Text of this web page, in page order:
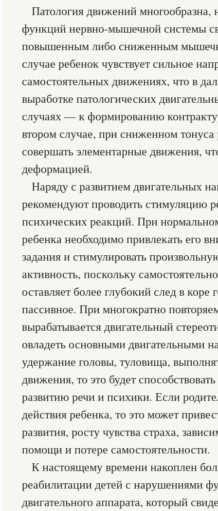
Патология движений многообразна,
функций нервно-мышечной системы
повышенным либо сниженным
случае ребенок чувствует сильное
самостоятельных движениях, что в
выработке патологических
случаях — к формированию
втором случае, при сниженном тонуса
совершать элементарные движения,
деформацией.
Наряду с развитием двигательных
рекомендуют проводить стимуляцию
психических реакций. При
ребенка необходимо привлекать его
задания и стимулировать
активность, поскольку
оставляет более глубокий след в коре
пассивное. При многократно
вырабатывается двигательный
овладеть основными двигательными
удержание головы, туловища,
движения, то это будет
развитию речи и психики. Если
действия ребенка, то это может
развития, росту чувства страха,
помощи и потере самостоятельности.
К настоящему времени накоплен
реабилитации детей с нарушениями
двигательного аппарата, который